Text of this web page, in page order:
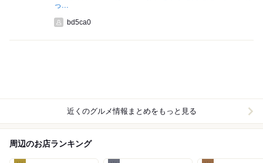
っ...
bd5ca0
近くのグルメ情報まとめをもっと見る
周辺のお店ランキング